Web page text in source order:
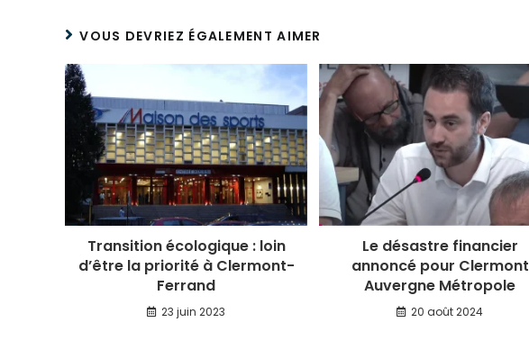
VOUS DEVRIEZ ÉGALEMENT AIMER
Transition écologique : loin
d’être la priorité à Clermont-
Ferrand
23 juin 2023
Le désastre financier
annoncé pour Clermont
Auvergne Métropole
20 août 2024